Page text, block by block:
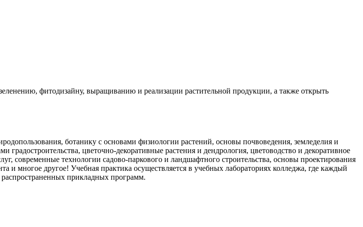
фитодизайну, выращиванию и реализации растительной продукции, а также открыть
ботанику с основами физиологии растений, основы почвоведения, земледелия и
цветочно-декоративные растения и дендрология, цветоводство и декоративное
современные технологии садово-паркового и ландшафтного строительства, основы проектирования
и многое другое! Учебная практика осуществляется в учебных лабораториях колледжа, где каждый
прикладных программ.